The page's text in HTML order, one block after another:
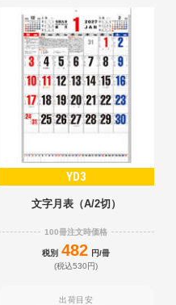
YD3
文字月表（A/2切）
100冊注文時価格
税別 482 円/冊
(税込530円)
出荷目安